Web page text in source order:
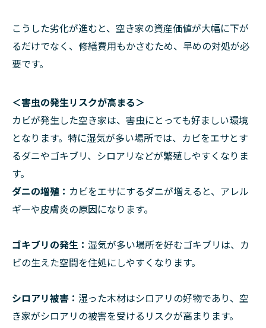
こうした劣化が進むと、空き家の資産価値が大幅に下が
るだけでなく、修繕費用もかさむため、早めの対処が必
要です。
＜害虫の発生リスクが高まる＞
カビが発生した空き家は、害虫にとっても好ましい環境
となります。特に湿気が多い場所では、カビをエサとす
るダニやゴキブリ、シロアリなどが繁殖しやすくなりま
す。
ダニの増殖： カビをエサにするダニが増えると、アレル
ギーや皮膚炎の原因になります。
ゴキブリの発生： 湿気が多い場所を好むゴキブリは、カ
ビの生えた空間を住処にしやすくなります。
シロアリ被害： 湿った木材はシロアリの好物であり、空
き家がシロアリの被害を受けるリスクが高まります。